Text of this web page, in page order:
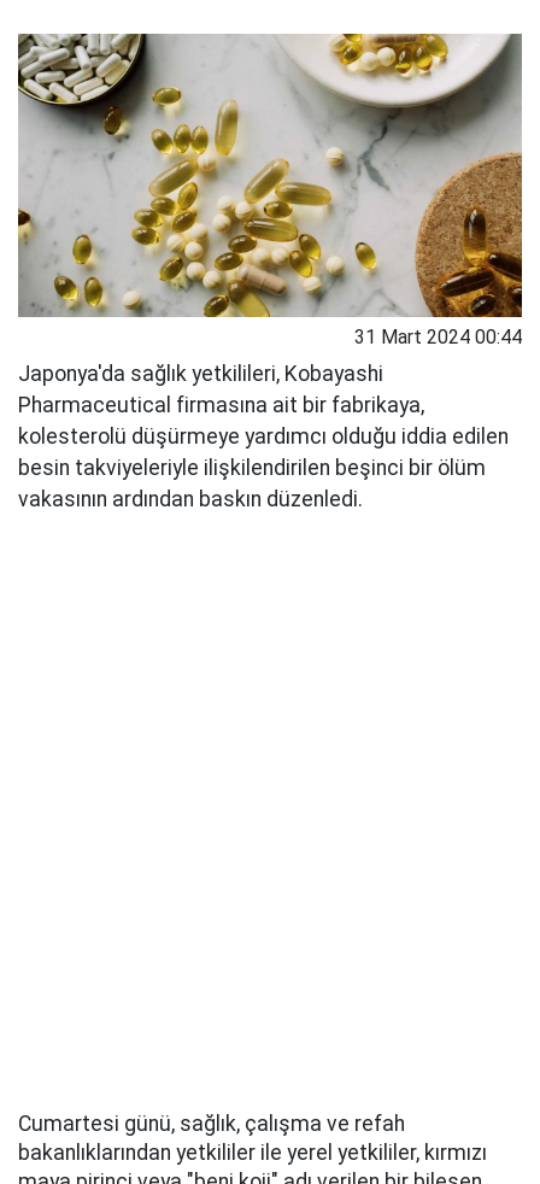
31 Mart 2024 00:44
Japonya'da sağlık yetkilileri, Kobayashi
Pharmaceutical firmasına ait bir fabrikaya,
kolesterolü düşürmeye yardımcı olduğu iddia edilen
besin takviyeleriyle ilişkilendirilen beşinci bir ölüm
vakasının ardından baskın düzenledi.
Cumartesi günü, sağlık, çalışma ve refah
bakanlıklarından yetkililer ile yerel yetkililer, kırmızı